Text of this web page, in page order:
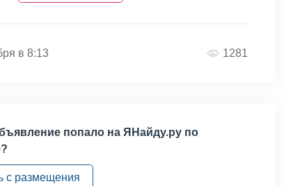
в 8:13 1281
попало на ЯНайду.ру по
с размещения